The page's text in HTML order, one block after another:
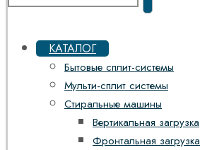
КАТАЛОГ
Бытовые сплит-системы
Мульти-сплит системы
Стиральные машины
Вертикальная загрузка
Фронтальная загрузка